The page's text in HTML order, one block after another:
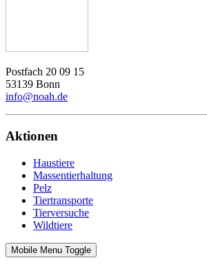
Postfach 20 09 15
53139 Bonn
info@noah.de
Aktionen
Haustiere
Massentierhaltung
Pelz
Tiertransporte
Tierversuche
Wildtiere
Mobile Menu Toggle